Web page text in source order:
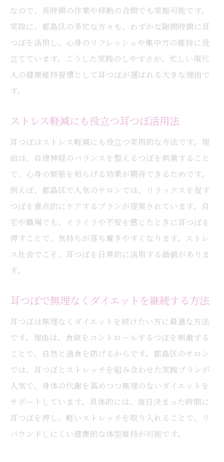
なので、長時間の作業や移動の合間でも実施可能です。
実際に、都島区の多忙な方々も、わずかな隙間時間に耳
つぼを活用し、心身のリフレッシュや集中力の維持に役
立てています。こうした実践のしやすさが、忙しい現代
人の健康維持習慣として耳つぼが選ばれる大きな理由で
す。
ストレス軽減にも役立つ耳つぼ活用法
耳つぼはストレス軽減にも役立つ実用的な方法です。理
由は、自律神経のバランスを整えるつぼを刺激すること
で、心身の緊張を和らげる効果が期待できるためです。
例えば、都島区で人気のサロンでは、リラックスを促す
つぼを重点的にケアするプランが提案されています。自
宅や職場でも、イライラや不安を感じたときに耳つぼを
押すことで、気持ちが落ち着きやすくなります。ストレ
ス社会でこそ、耳つぼを日常的に活用する価値がありま
す。
耳つぼで無理なくダイエットを継続する方法
耳つぼは無理なくダイエットを続けたい方に最適な方法
です。理由は、食欲をコントロールするつぼを刺激する
ことで、自然と過食を防げるからです。都島区のサロン
では、耳つぼとストレッチを組み合わせた実践プランが
人気で、身体の代謝を高めつつ無理のないダイエットを
サポートしています。具体的には、毎日決まった時間に
耳つぼを押し、軽いストレッチを取り入れることで、リ
バウンドしにくい健康的な体型維持が可能です。